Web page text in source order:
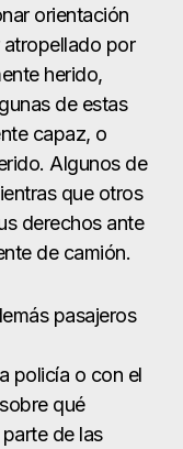
de camión.
pasajeros
o con el
qué
de las
de la
a un centro
no sea factible
mismo día,
de 48